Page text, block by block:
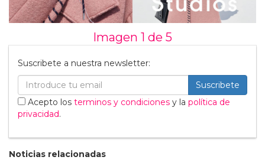
Imagen 1 de 5
Suscribete a nuestra newsletter:
Suscribete
Acepto los terminos y condiciones y la política de
privacidad.
Noticias relacionadas